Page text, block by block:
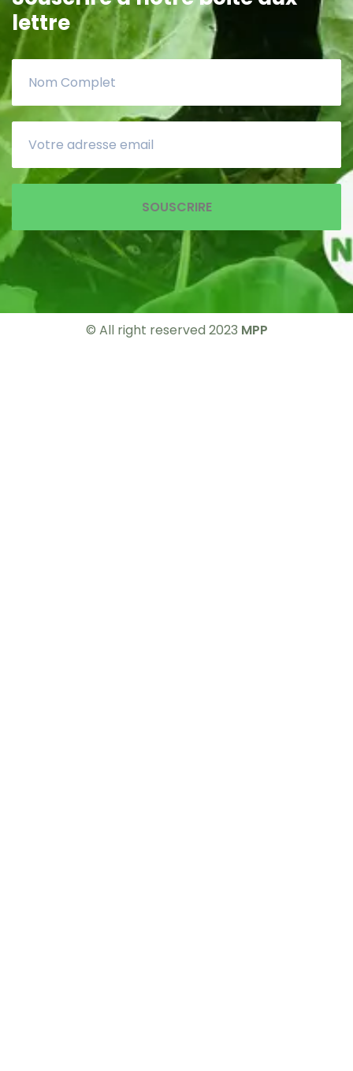
lettre
SOUSCRIRE
© All right reserved 2023 MPP